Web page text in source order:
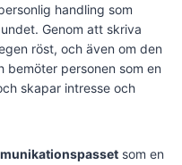
handling som
Genom att skriva
röst, och även om den
personen som en
skapar intresse och
som en